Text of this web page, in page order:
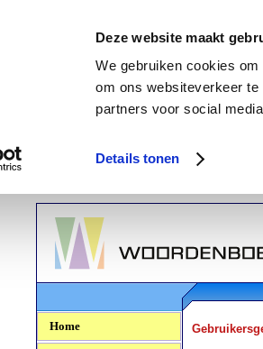
Deze website maakt
We gebruiken cookies
om ons websiteverkeer
partners voor social
Details tonen
Woordenboek.NU
Home